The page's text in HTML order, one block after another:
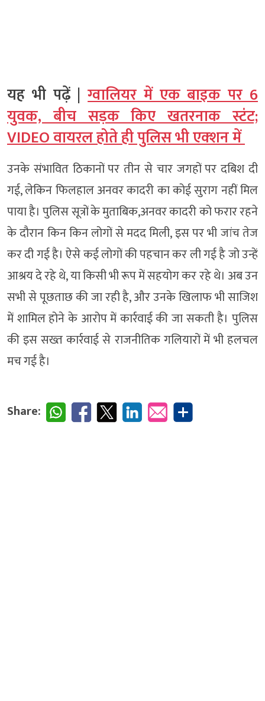
यह भी पढ़ें |ग्वालियर में एक बाइक पर 6
युवक, बीच सड़क किए खतरनाक स्टंट;
VIDEO वायरल होते ही पुलिस भी एक्‍शन में
उनके संभावित ठिकानों पर तीन से चार जगहों पर दबिश दी
गई, लेकिन फिलहाल अनवर कादरी का कोई सुराग नहीं मिल
पाया है। पुलिस सूत्रों के मुताबिक,अनवर कादरी को फरार रहने
के दौरान किन किन लोगों से मदद मिली, इस पर भी जांच तेज
कर दी गई है। ऐसे कई लोगों की पहचान कर ली गई है जो उन्हें
आश्रय दे रहे थे, या किसी भी रूप में सहयोग कर रहे थे। अब उन
सभी से पूछताछ की जा रही है, और उनके खिलाफ भी साजिश
में शामिल होने के आरोप में कार्रवाई की जा सकती है। पुलिस
की इस सख्त कार्रवाई से राजनीतिक गलियारों में भी हलचल
मच गई है।
Share: